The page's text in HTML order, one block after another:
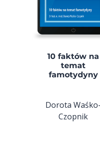
10 faktów na
temat
famotydyny
Dorota Waśko-
Czopnik